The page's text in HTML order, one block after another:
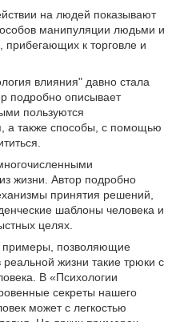
на людей показывают
манипуляции людьми и
к торговле и
влияния" давно стала
подробно описывает
пользуются
а также способы, с помощью
жизни. Автор подробно
принятия решений,
шаблоны человека и
целях.
примеры, позволяющие
жизни такие трюки с
В «Психологии
секреты нашего
может с легкостью